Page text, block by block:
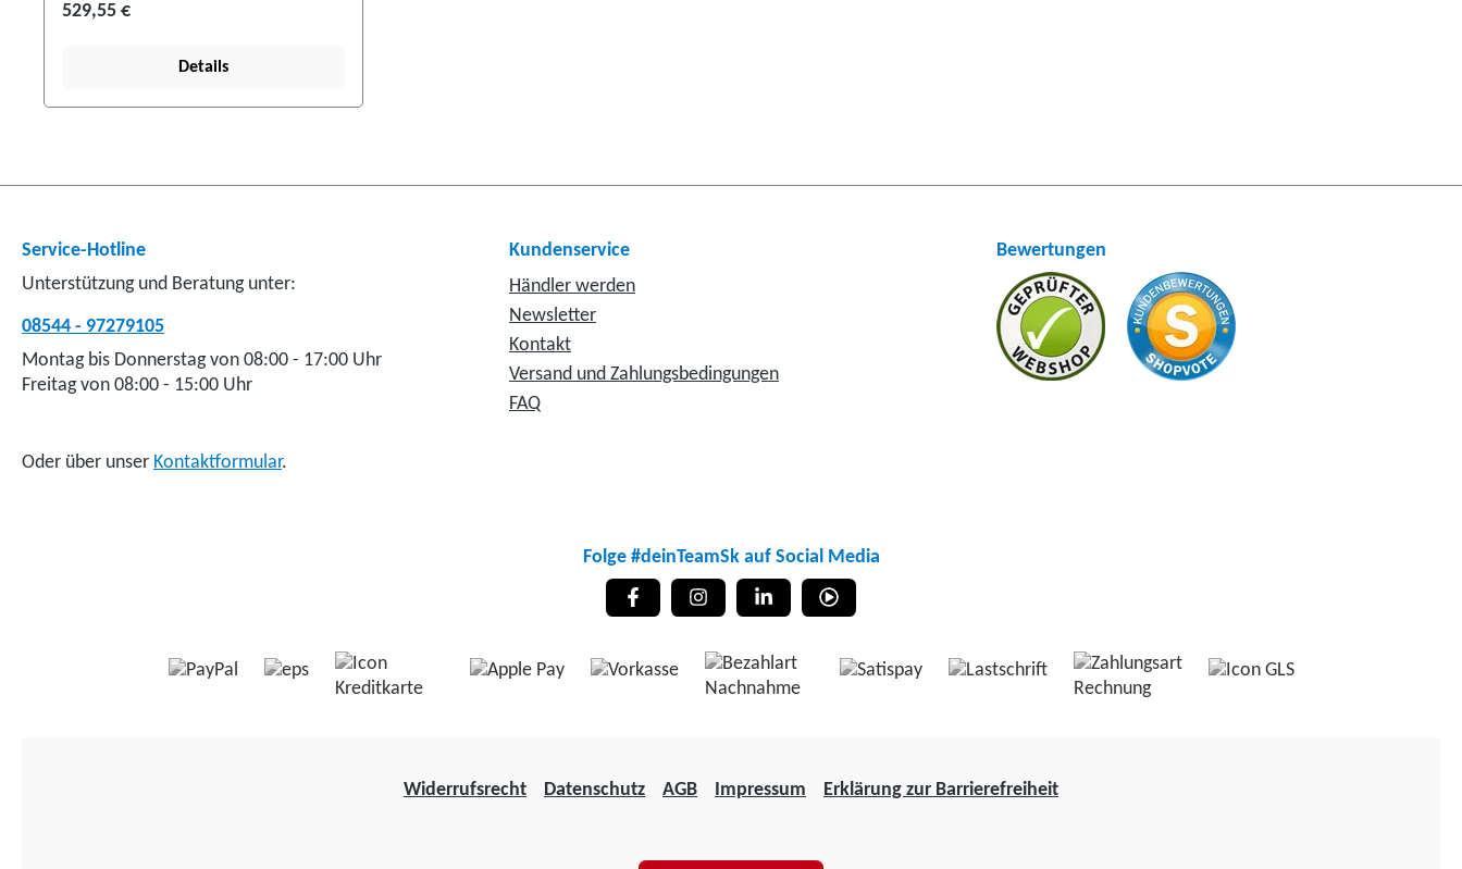
529,55 €
Details
Service-Hotline
Unterstützung und Beratung unter:
08544 - 97279105
Montag bis Donnerstag von 08:00 - 17:00 Uhr
Freitag von 08:00 - 15:00 Uhr
Oder über unser Kontaktformular.
Kundenservice
Händler werden
Newsletter
Kontakt
Versand und Zahlungsbedingungen
FAQ
Bewertungen
Folge #deinTeamSk auf Social Media
Widerrufsrecht Datenschutz AGB Impressum Erklärung zur Barrierefreiheit